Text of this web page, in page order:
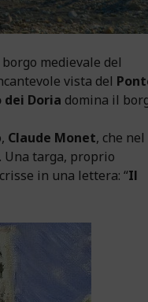
medievale del
vista del
Doria domina il
Claude Monet, che nel
Una targa, proprio
in una lettera: “Il